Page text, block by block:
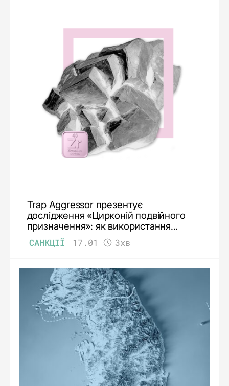
Trap Aggressor презентує
дослідження «Цирконій подвійного
призначення»: як використання
рідкісноземельного металу впливає
на можливості ВПК та економіки Росії
САНКЦІЇ 17.01 3хв